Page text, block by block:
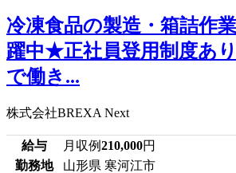
冷凍食品の製造・箱詰作
躍中★正社員登用制度あ
で働き...
株式会社BREXA Next
給与 月収例210,000円
勤務地
山形県 寒河江市